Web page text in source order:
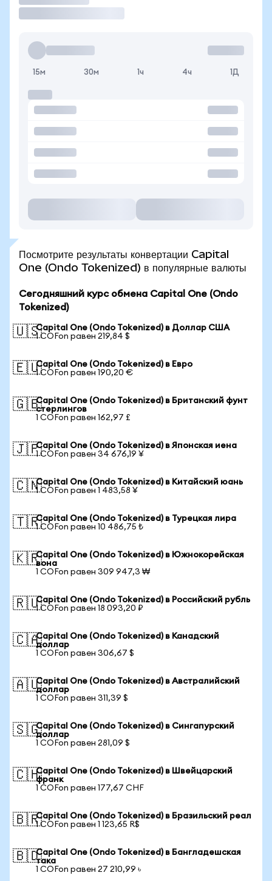
15м 30м 1ч 4ч 1Д
Посмотрите результаты конвертации Capital
One (Ondo Tokenized) в популярные валюты
Сегодняшний курс обмена Capital One (Ondo
Tokenized)
🇺🇸Capital One (Ondo Tokenized) в Доллар США
1 COFon равен 219,84 $
🇪🇺Capital One (Ondo Tokenized) в Евро
1 COFon равен 190,20 €
🇬🇧Capital One (Ondo Tokenized) в Британский фунт
стерлингов
1 COFon равен 162,97 £
🇯🇵Capital One (Ondo Tokenized) в Японская иена
1 COFon равен 34 676,19 ¥
🇨🇳Capital One (Ondo Tokenized) в Китайский юань
1 COFon равен 1 483,58 ¥
🇹🇷Capital One (Ondo Tokenized) в Турецкая лира
1 COFon равен 10 486,75 ₺
🇰🇷Capital One (Ondo Tokenized) в Южнокорейская
вона
1 COFon равен 309 947,3 ₩
🇷🇺Capital One (Ondo Tokenized) в Российский рубль
1 COFon равен 18 093,20 ₽
🇨🇦Capital One (Ondo Tokenized) в Канадский
доллар
1 COFon равен 306,67 $
🇦🇺Capital One (Ondo Tokenized) в Австралийский
доллар
1 COFon равен 311,39 $
🇸🇬Capital One (Ondo Tokenized) в Сингапурский
доллар
1 COFon равен 281,09 $
🇨🇭Capital One (Ondo Tokenized) в Швейцарский
франк
1 COFon равен 177,67 CHF
🇧🇷Capital One (Ondo Tokenized) в Бразильский реал
1 COFon равен 1 123,65 R$
🇧🇩Capital One (Ondo Tokenized) в Бангладешская
така
1 COFon равен 27 210,99 ৳